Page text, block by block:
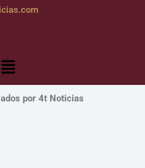
Menú
por 4t Noticias